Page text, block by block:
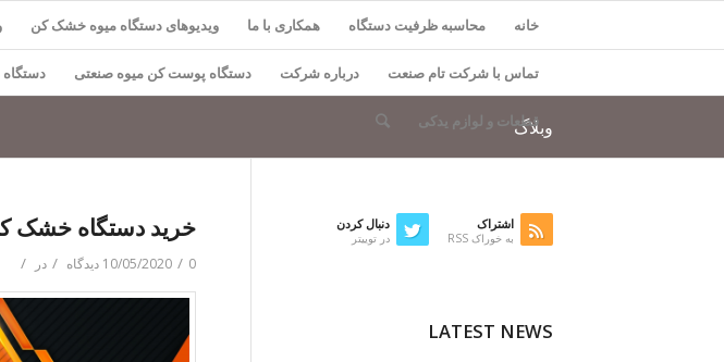
خانه محاسبه ظرفیت دستگاه همکاری با ما ویدیوهای دستگاه میوه خشک کن
تماس با شرکت تام صنعت درباره شرکت دستگاه پوست کن میوه صنعتی
قطعات و لوازم یدکی
وبلاگ
خرید دستگاه خشک
10/05/2020 / 0 دیدگاه / در /
دنبال کردن
در توییتر
اشتراک
به خوراک RSS
LATEST NEWS